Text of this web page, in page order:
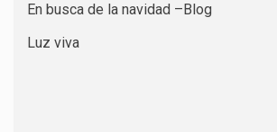
En busca de la navidad –Blog
Luz viva